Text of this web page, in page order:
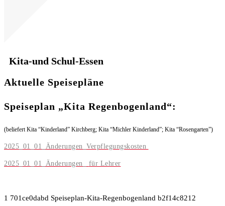
Kita-und Schul-Essen
Aktuelle Speisepläne
Speiseplan „Kita Regenbogenland“:
(beliefert Kita “Kinderland” Kirchberg; Kita “Michler Kinderland”; Kita “Rosengarten”)
2025_01_01_Änderungen_Verpflegungskosten
2025_01_01_Änderungen_ für Lehrer
1 701ce0dabd Speiseplan-Kita-Regenbogenland b2f14c8212